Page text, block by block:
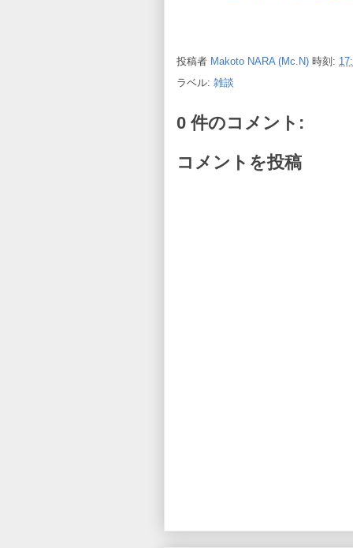
投稿者 Makoto NARA (Mc.N) 時刻:
ラベル: 雑談
0 件のコメント:
コメントを投稿